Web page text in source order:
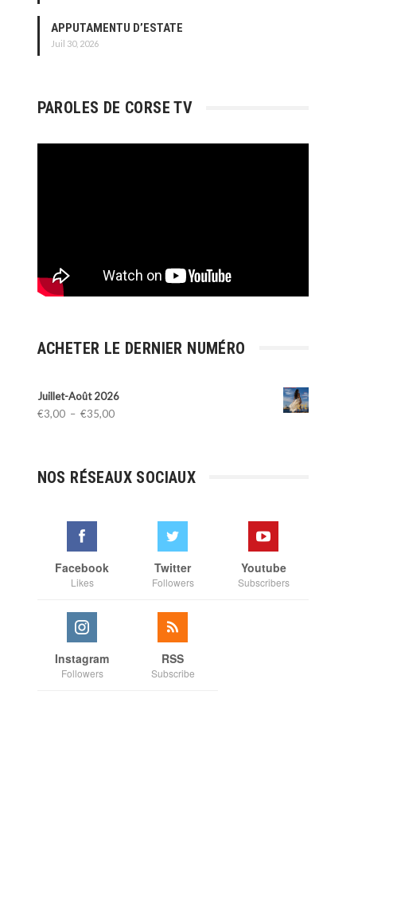
APPUTAMENTU D’ESTATE
Juil 30, 2026
PAROLES DE CORSE TV
ACHETER LE DERNIER NUMÉRO
Juillet-Août 2026
€3,00 – €35,00Plage
à
NOS RÉSEAUX SOCIAUX
Facebook
Likes
Twitter
Followers
Youtube
Subscribers
Instagram
Followers
RSS
Subscribe